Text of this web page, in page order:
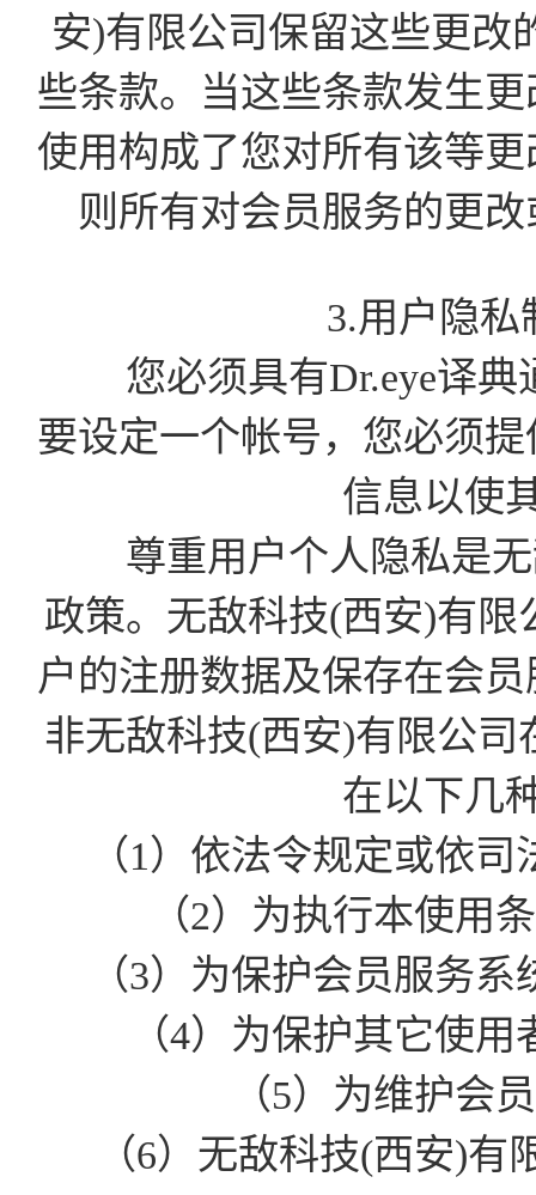
安)有限公司保留这些更改
些条款。当这些条款发生
使用构成了您对所有该等
则所有对会员服务的更
3.用户隐私
您必须具有Dr.eye译典
要设定一个帐号，您必须
信息以使
尊重用户个人隐私是无
政策。无敌科技(西安)有
户的注册数据及保存在会
非无敌科技(西安)有限公
在以下几
（1）依法令规定或依
（2）为执行本使用
（3）为保护会员服务
（4）为保护其它使
（5）为维护会
（6）无敌科技(西安)